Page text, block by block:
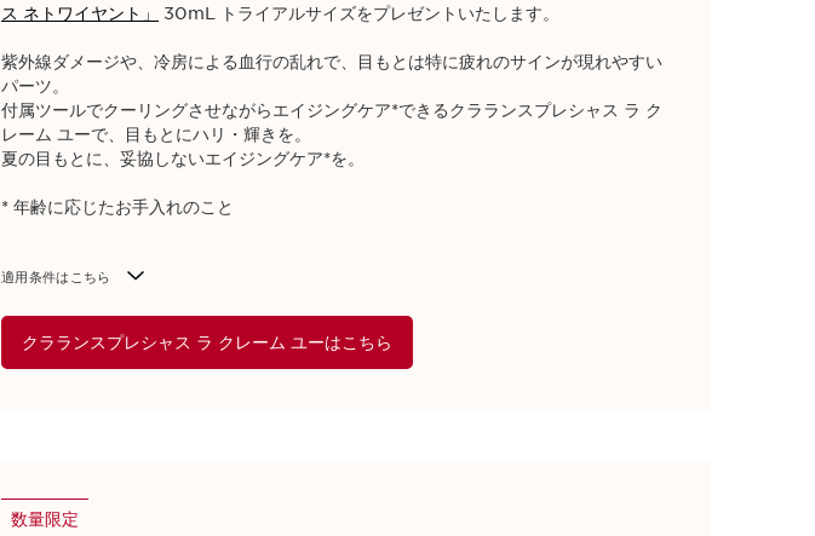
ス ネトワイヤント」
30mL トライアルサイズをプレゼントいたします。​
紫外線ダメージや、冷房による血行の乱れで、目もとは特に疲れのサインが現れやすい
パーツ。​
付属ツールでクーリングさせながらエイジングケア*できるクラランスプレシャス ラ ク
レーム ユーで、目もとにハリ・輝きを。
夏の目もとに、妥協しないエイジングケア*を。​
* 年齢に応じたお手入れのこと​
適用条件はこちら​
クラランスプレシャス ラ クレーム ユーはこちら
数量限定